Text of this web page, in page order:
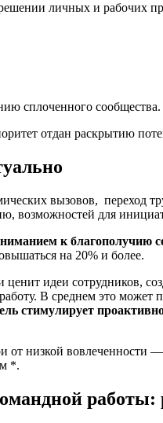
личных и рабочих
сплоченного сообщества.
отдан раскрытию
вызовов, переход
возможностей для
к благополучию
на 20% и более.
идеи сотрудников,
В среднем это может
стимулирует
низкой вовлеченности
*.
работы: